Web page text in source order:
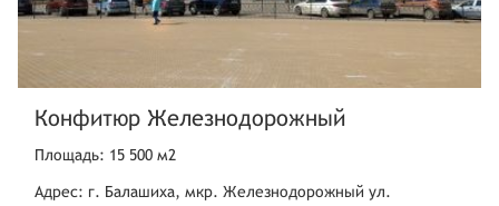
Конфитюр Железнодорожный
Площадь: 15 500 м2
Адрес: г. Балашиха, мкр. Железнодорожный ул.